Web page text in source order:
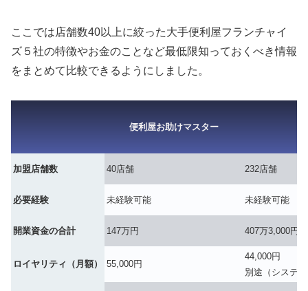
ここでは店舗数40以上に絞った大手便利屋フランチャイ
ズ５社の特徴やお金のことなど最低限知っておくべき情報
をまとめて比較できるようにしました。
便利屋お助けマスター
加盟店舗数 40店舗 232店舗
必要経験 未経験可能 未経験可能
開業資金の合計 147万円 407万3,000円
ロイヤリティ（月額） 55,000円
44,000円
別途（システ